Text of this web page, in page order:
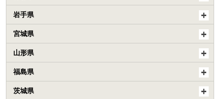
岩手県
宮城県
山形県
福島県
茨城県